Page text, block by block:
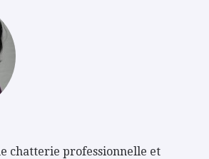
chatterie professionnelle et